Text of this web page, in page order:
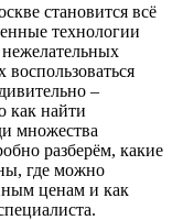
становится всё
технологии
–
как найти
множества
разберём, какие
где можно
ценам и как